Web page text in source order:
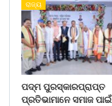
ରାଜ୍ୟ
ପଦ୍ମ ପୁରସ୍କାରପ୍ରାପ୍ତ
ପ୍ରତିଭାମାନେ ସମାଜ ପାଇଁ